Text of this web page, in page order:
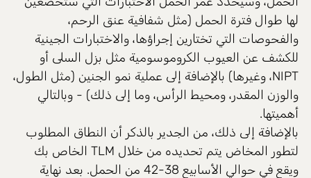
لها طوال فترة الحمل (مثل شفافية عنق الرحم،
والفحوصات التي تختارين إجراؤها، والاختبارات الجينية
للكشف عن العيوب الكروموسومية مثل بزل السلى أو
NIPT، وغيرها) بالإضافة إلى عملية نمو الجنين (مثل الطول،
والوزن المقدر، ومحيط الرأس، وما إلى ذلك) - وبالتالي
أهميتها.
بالإضافة إلى ذلك، من الجدير بالذكر أن النطاق المطلوب
لتطور المخاض يتم تحديده من خلال TLM الخاص بك
ويقع في حوالي الأسابيع 38-42 من الحمل. بعد نهاية